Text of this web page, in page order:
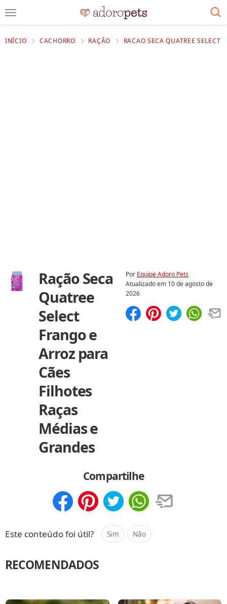
INÍCIO CACHORRO RAÇÃO RACAO SECA QUATREE SELECT
Ração Seca
Quatree
Select
Frango e
Arroz para
Cães
Filhotes
Raças
Médias e
Grandes
Por Equipe Adoro Pets
Atualizado em 10 de agosto de
2026
Compartilhe
Este conteúdo foi útil? Sim Não
RECOMENDADOS